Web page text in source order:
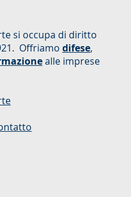
si occupa di diritto
Offriamo difese,
alle imprese